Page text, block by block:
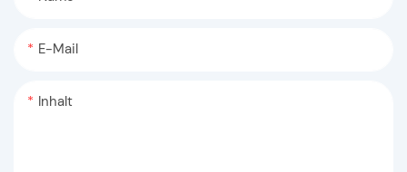
E-Mail
Inhalt